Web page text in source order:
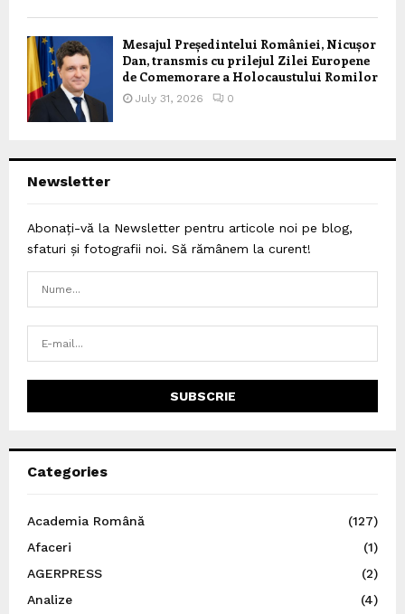
Mesajul Președintelui României, Nicușor
Dan, transmis cu prilejul Zilei Europene
de Comemorare a Holocaustului Romilor
July 31, 2026 0
Newsletter
Abonați-vă la Newsletter pentru articole noi pe blog,
sfaturi și fotografii noi. Să rămânem la curent!
Categories
Academia Română
(127)
Afaceri
(1)
AGERPRESS
(2)
Analize
(4)